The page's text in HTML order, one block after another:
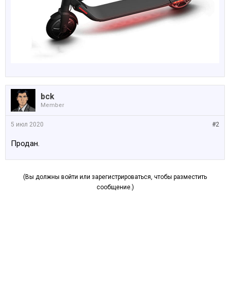
bck
Member
#2
5 июл 2020
Продан.
(Вы должны войти или зарегистрироваться, чтобы разместить
сообщение.)